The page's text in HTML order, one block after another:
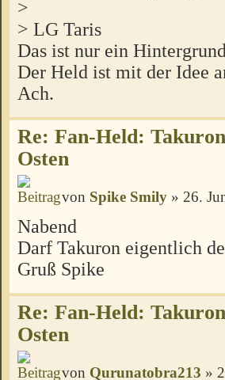
>
> LG Taris
Das ist nur ein
Der Held ist mit der Idee
Ach.
Re: Fan-Held:
Osten
von Spike Smily » 26.
Nabend
Darf Takuron eigentlich
Gruß Spike
Re: Fan-Held:
Osten
von Qurunatobra213 »